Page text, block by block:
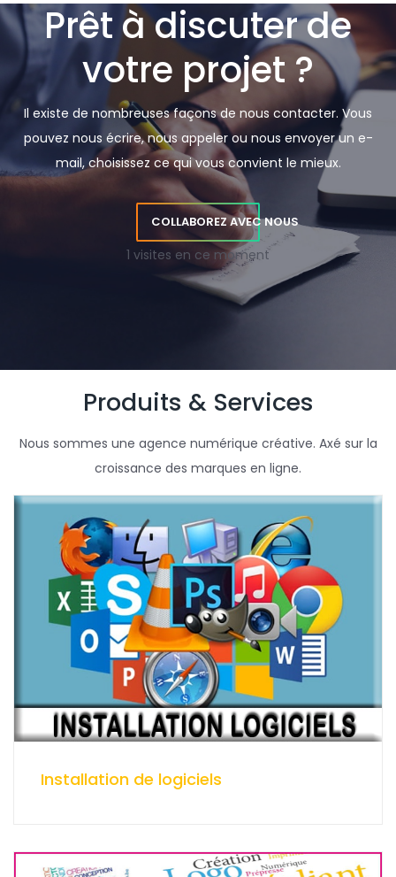
Prêt à discuter de
votre projet ?
Il existe de nombreuses façons de nous contacter. Vous
pouvez nous écrire, nous appeler ou nous envoyer un e-
mail, choisissez ce qui vous convient le mieux.
COLLABOREZ AVEC NOUS
1 visites en ce moment
Produits & Services
Nous sommes une agence numérique créative. Axé sur la
croissance des marques en ligne.
Installation de logiciels